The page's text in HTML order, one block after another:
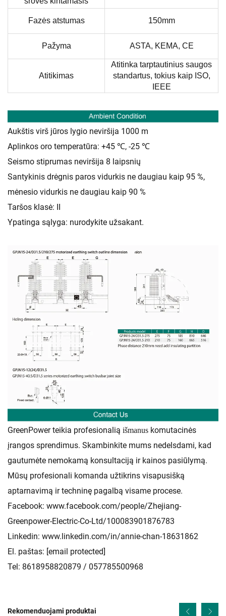
Fazės atstumas 150mm
Pažyma ASTA, KEMA, CE
Atitikimas
Atitinka tarptautinius saugos
standartus, tokius kaip ISO,
IEEE
Aukštis virš jūros lygio neviršija 1000 m
Aplinkos oro temperatūra: +45 ℃, -25 ℃
Seismo stiprumas neviršija 8 laipsnių
Santykinis drėgnis paros vidurkis ne daugiau kaip 95 %,
mėnesio vidurkis ne daugiau kaip 90 %
Taršos klasė: II
Ypatinga sąlyga: nurodykite užsakant.
GreenPower teikia profesionalią išmanus komutacinės
įrangos sprendimus. Skambinkite mums nedelsdami, kad
gautumėte nemokamą konsultaciją ir kainos pasiūlymą.
Mūsų profesionali komanda užtikrins visapusišką
aptarnavimą ir techninę pagalbą visame procese.
Facebook: www.facebook.com/people/Zhejiang-
Greenpower-Electric-Co-Ltd/100083901876783
Linkedin: www.linkedin.com/in/annie-chan-18631862
El. paštas: [email protected]
Tel: 8618958820879 / 057785500968
Rekomenduojami produktai